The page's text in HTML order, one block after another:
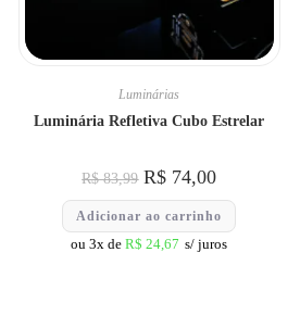
Luminárias
Luminária Refletiva Cubo Estrelar
R$83,99 R$ 74,00
Adicionar ao carrinho
ou 3x deR$ 24,67 s/ juros